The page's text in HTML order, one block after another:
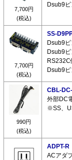
7,700円
(税込)
Dsub9
7,700円
(税込)
SS-
Dsub9
Dsub9
RS232C
Dsub9
990円
(税込)
CBL-
外部DC
※SS、
ADPT-R
ACアダ